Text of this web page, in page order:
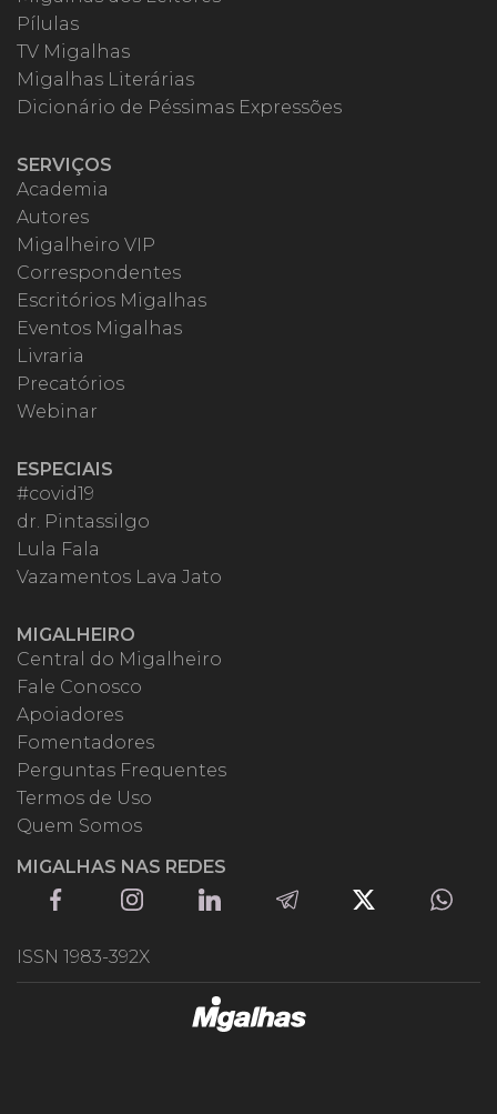
Pílulas
TV Migalhas
Migalhas Literárias
Dicionário de Péssimas Expressões
SERVIÇOS
Academia
Autores
Migalheiro VIP
Correspondentes
Escritórios Migalhas
Eventos Migalhas
Livraria
Precatórios
Webinar
ESPECIAIS
#covid19
dr. Pintassilgo
Lula Fala
Vazamentos Lava Jato
MIGALHEIRO
Central do Migalheiro
Fale Conosco
Apoiadores
Fomentadores
Perguntas Frequentes
Termos de Uso
Quem Somos
MIGALHAS NAS REDES
ISSN 1983-392X